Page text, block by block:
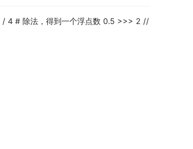
/ 4 # 除法，得到一个浮点数 0.5 >>> 2 //